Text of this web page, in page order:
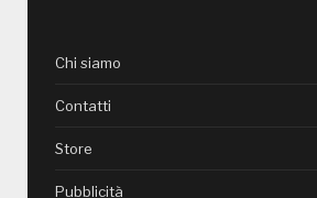
Chi siamo
Contatti
Store
Pubblicità